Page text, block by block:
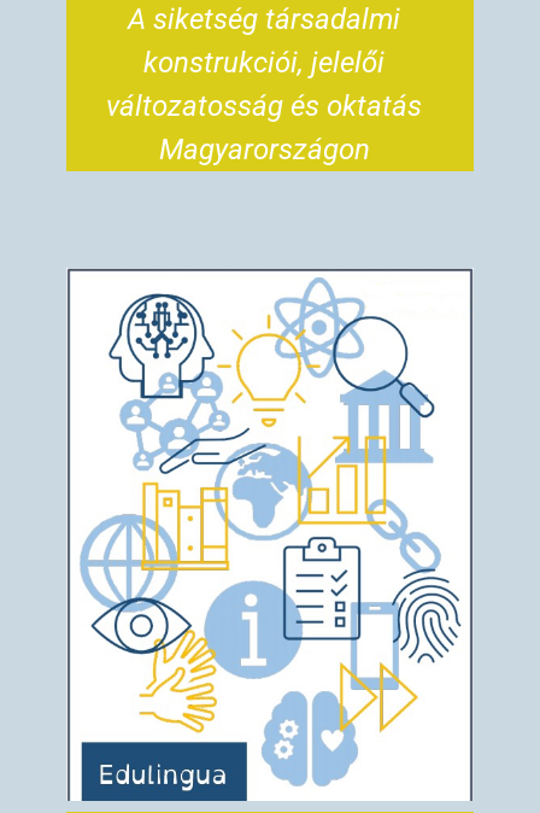
A siketség társadalmi
konstrukciói, jelelői
változatosság és oktatás
Magyarországon